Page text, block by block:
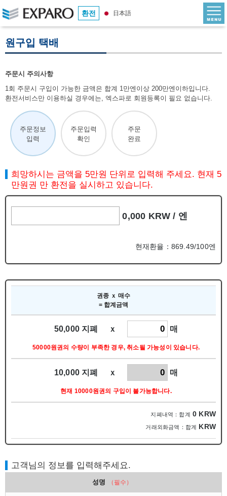
환전 日本語
원구입 택배
주문시 주의사항
1회 주문시 구입이 가능한 금액은 합계 1만엔이상 200만엔이하입니다.
환전서비스만 이용하실 경우에는, 엑스파로 회원등록이 필요 없습니다.
주문정보
입력
주문입력
확인
주문
완료
희망하시는 금액을 5만원 단위로 입력해 주세요. 현재 5
만원권 만 환전을 실시하고 있습니다.
0,000 KRW / 엔
현재환율：869.49/100엔
권종 ｘ 매수
= 합계금액
50,000 지폐 ｘ 매
50000원권의 수량이 부족한 경우, 취소될 가능성이 있습니다.
10,000 지폐 ｘ 매
현재 10000원권의 구입이 불가능합니다.
지폐내역：합계 0 KRW
거래외화금액：합계 KRW
고객님의 정보를 입력해주세요.
성명 （필수）